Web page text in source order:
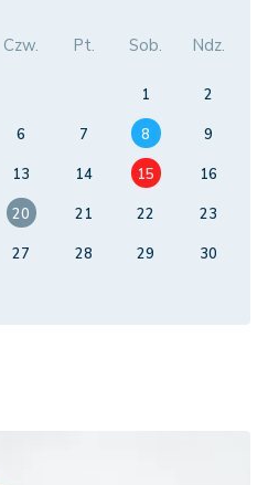
Czw. Pt. Sob. Ndz.
1
2
6 7 8
9
13 14 15
16
20 21 22
23
27 28 29
30